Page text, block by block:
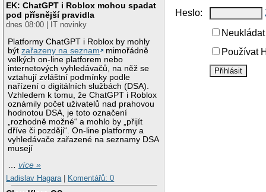
EK: ChatGPT i Roblox mohou spadat
pod přísnější pravidla
dnes 08:00 | IT novinky
Platformy ChatGPT i Roblox by mohly
býtzařazeny na seznam
mimořádně
velkých on-line platforem nebo
internetových vyhledávačů, na něž se
vztahují zvláštní podmínky podle
nařízení o digitálních službách (DSA).
Vzhledem k tomu, že ChatGPT i Roblox
oznámily počet uživatelů nad prahovou
hodnotou DSA, je toto označení
„rozhodně možné“ a mohlo by „přijít
dříve či později“. On-line platformy a
vyhledávače zařazené na seznamy DSA
musejí
…více »
Ladislav Hagara
Komentářů: 0
Heslo:
Používat